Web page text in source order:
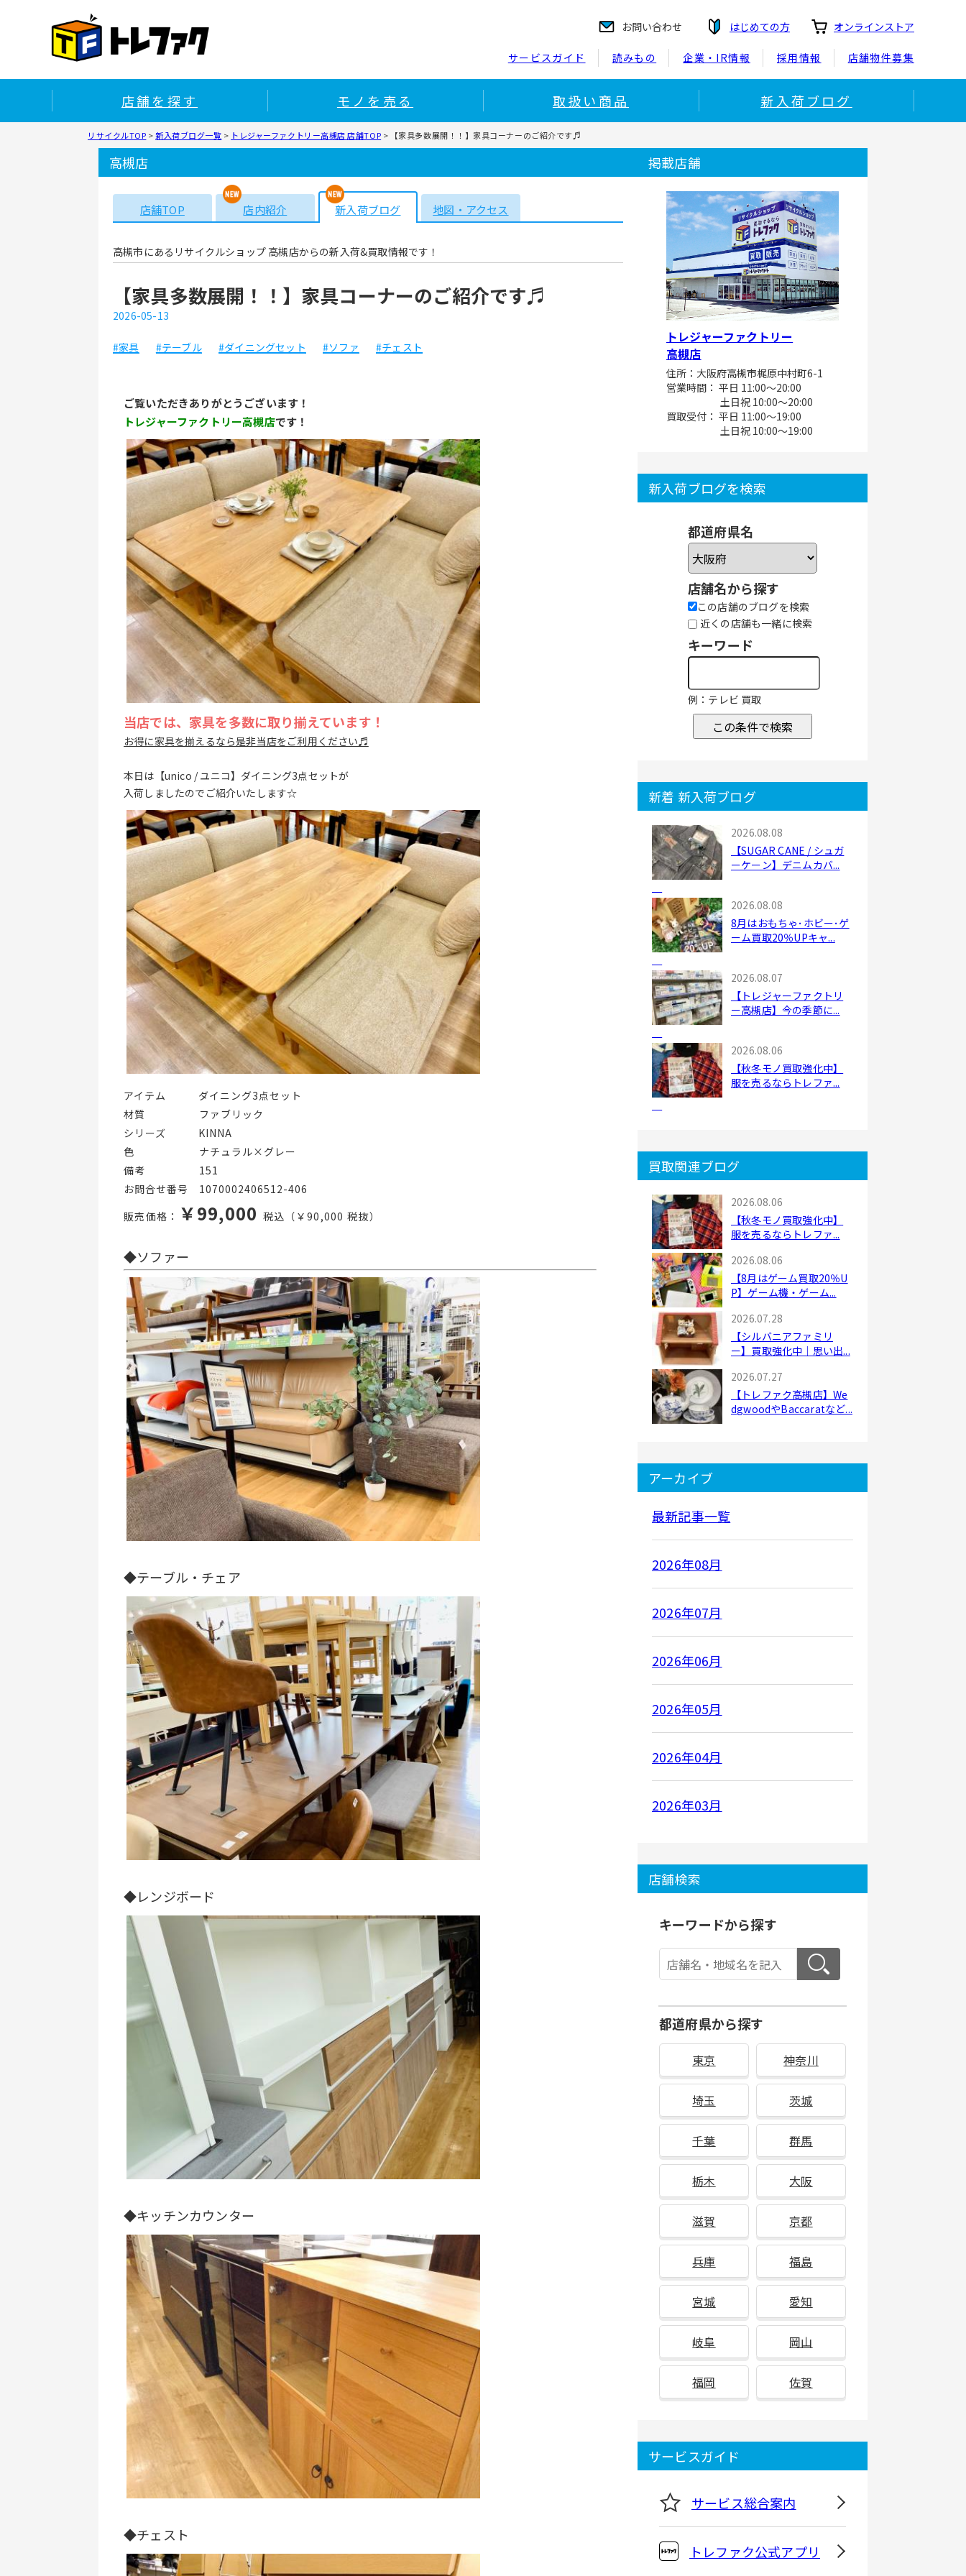
お問い合わせ はじめての方 オンラインストア
サービスガイド 読みもの 企業・IR情報 採用情報 店舗物件募集
店舗を探す モノを売る 取扱い商品 新入荷ブログ
リサイクルTOP >新入荷ブログ一覧 > トレジャーファクトリー高槻店 店舗TOP > 【家具多数展開！！】家具コーナーのご紹介です♬
高槻店
店舗TOP 店内紹介 新入荷ブログ 地図・アクセス
高槻市にあるリサイクルショップ 高槻店からの新入荷&買取情報です！
【家具多数展開！！】家具コーナーのご紹介です♬
2026-05-13
#家具 #テーブル #ダイニングセット #ソファ #チェスト
ご覧いただきありがとうございます！
トレジャーファクトリー高槻店です！
当店では、家具を多数に取り揃えています！
お得に家具を揃えるなら是非当店をご利用ください♬
本日は【unico / ユニコ】ダイニング3点セットが
入荷しましたのでご紹介いたします☆
アイテム   ダイニング3点セット
材質     ファブリック
シリーズ   KINNA
色      ナチュラル×グレー
備考     151
お問合せ番号 1070002406512-406
販売価格： ￥99,000 税込（￥90,000 税抜）
◆ソファー
◆テーブル・チェア
◆レンジボード
◆キッチンカウンター
◆チェスト
掲載店舗
トレジャーファクトリー
高槻店
住所：大阪府高槻市梶原中村町6-1
営業時間： 平日 11:00～20:00
土日祝 10:00～20:00
買取受付： 平日 11:00～19:00
土日祝 10:00～19:00
新入荷ブログを検索
都道府県名
店舗名から探す
この店舗のブログを検索
近くの店舗も一緒に検索
キーワード
例：テレビ 買取
この条件で検索
新着 新入荷ブログ
2026.08.08
【SUGAR CANE / シュガ
ーケーン】デニムカバ...
2026.08.08
8月はおもちゃ･ホビー･ゲ
ーム買取20％UPキャ...
2026.08.07
【トレジャーファクトリ
ー高槻店】今の季節に...
2026.08.06
【秋冬モノ買取強化中】
服を売るならトレファ...
買取関連ブログ
2026.08.06
【秋冬モノ買取強化中】
服を売るならトレファ...
2026.08.06
【8月はゲーム買取20％U
P】ゲーム機・ゲーム...
2026.07.28
【シルバニアファミリ
ー】買取強化中｜思い出...
2026.07.27
【トレファク高槻店】We
dgwoodやBaccaratなど...
アーカイブ
最新記事一覧
2026年08月
2026年07月
2026年06月
2026年05月
2026年04月
2026年03月
店舗検索
キーワードから探す
都道府県から探す
東京 神奈川
埼玉 茨城
千葉 群馬
栃木 大阪
滋賀 京都
兵庫 福島
宮城 愛知
岐阜 岡山
福岡 佐賀
サービスガイド
サービス総合案内
トレファク公式アプリ